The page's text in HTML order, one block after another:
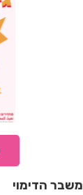
משבר הדימוי